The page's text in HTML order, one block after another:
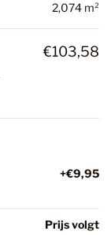
2,074 m²
€103,58
+€9,95
Prijs volgt